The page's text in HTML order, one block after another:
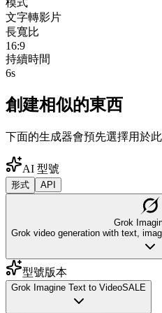
模式
文字轉影片
長寬比
16:9
持續時間
6s
創建相似的東西
下面的生成器會預先選擇用於
AI 型號
形式 API
Grok
Grok video generation with text,
型號版本
Grok Imagine Text to VideoSALE